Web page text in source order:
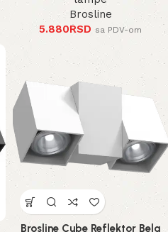
Brosline
5.880RSD sa PDV-om
Brosline Cube Reflektor Bela